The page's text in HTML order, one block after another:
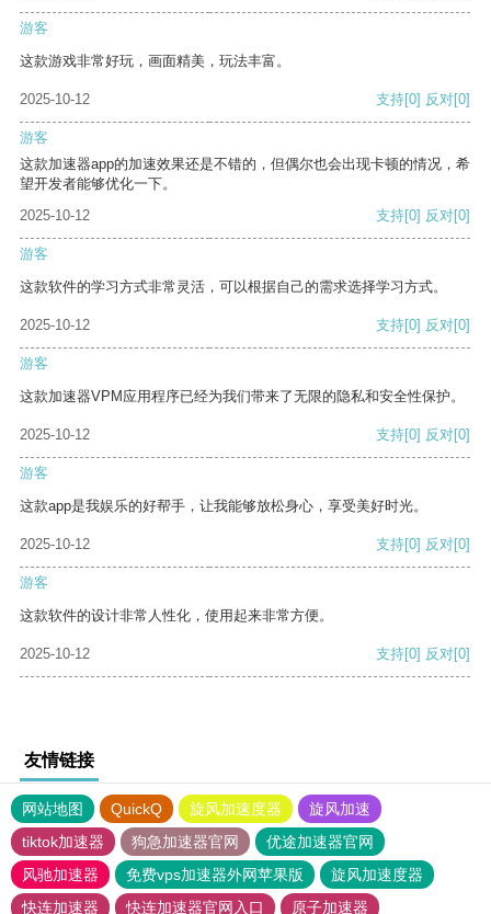
游客
这款游戏非常好玩，画面精美，玩法丰富。
2025-10-12 支持[0] 反对[0]
游客
这款加速器app的加速效果还是不错的，但偶尔也会出现卡顿的情况，希
望开发者能够优化一下。
2025-10-12
支持[0] 反对[0]
游客
这款软件的学习方式非常灵活，可以根据自己的需求选择学习方式。
2025-10-12 支持[0] 反对[0]
游客
这款加速器VPM应用程序已经为我们带来了无限的隐私和安全性保护。
2025-10-12 支持[0] 反对[0]
游客
这款app是我娱乐的好帮手，让我能够放松身心，享受美好时光。
2025-10-12 支持[0] 反对[0]
游客
这款软件的设计非常人性化，使用起来非常方便。
2025-10-12 支持[0] 反对[0]
友情链接
网站地图 QuickQ 旋风加速度器
旋风加速
tiktok加速器
狗急加速器官网
优途加速器官网
风驰加速器
免费vps加速器外网苹果版
旋风加速度器
快连加速器
快连加速器官网入口 原子加速器